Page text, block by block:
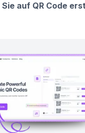
auf QR Code